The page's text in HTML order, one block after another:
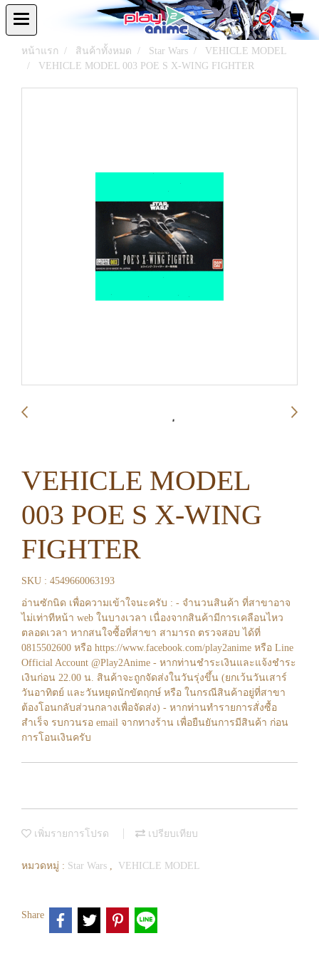
หน้าแรก สินค้าทั้งหมด Star Wars
VEHICLE MODEL
VEHICLE MODEL 003 POE S X-WING FIGHTER
VEHICLE MODEL
003 POE S X-WING
FIGHTER
SKU : 4549660063193
อ่านซักนิด เพื่อความเข้าใจนะครับ : - จำนวนสินค้า ที่สาขาอาจ
ไม่เท่าทีหน้า web ในบางเวลา เนื่องจากสินค้ามีการเคลือนไหว
ตลอดเวลา หากสนใจซื้อที่สาขา สามารถ ตรวจสอบ ได้ที่
0815502600 หรือ https://www.facebook.com/play2anime หรือ Line
Official Account @Play2Anime - หากท่านชำระเงินและแจ้งชำระ
เงินก่อน 22.00 น. สินค้าจะถูกจัดส่งในวันรุ่งขึ้น (ยกเว้นวันเสาร์
วันอาทิตย์ และวันหยุดนักขัตฤกษ์ หรือ ในกรณีสินค้าอยู่ที่สาขา
ต้องโอนกลับส่วนกลางเพื่อจัดส่ง) - หากท่านทำรายการสั่งซื้อ
สำเร็จ รบกวนรอ email จากทางร้าน เพื่อยืนยันการมีสินค้า ก่อน
การโอนเงินครับ
เพิ่มรายการโปรด เปรียบเทียบ
หมวดหมู่ : Star Wars , VEHICLE MODEL
Share